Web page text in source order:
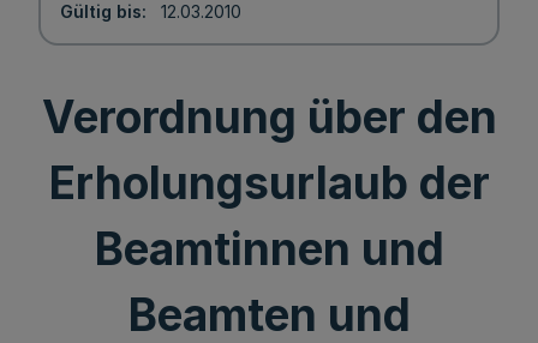
Gültig bis
12.03.2010
Verordnung über den
Erholungsurlaub der
Beamtinnen und
Beamten und